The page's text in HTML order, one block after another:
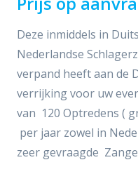
Deze inmiddels in
Nederlandse
verpand heeft aan de
verrijking voor uw
van 120 Optredens (
per jaar zowel in
zeer gevraagde